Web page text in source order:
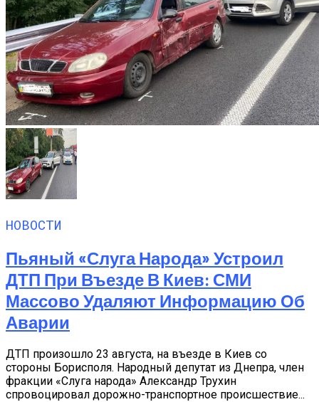
НОВОСТИ
Пьяный «слуга Народа» Устроил
ДТП При Въезде В Киев: СМИ
Массово Удаляют Информацию Об
Аварии
ДТП произошло 23 августа, на въезде в Киев со
стороны Борисполя. Народный депутат из Днепра, член
фракции «Слуга народа» Александр Трухин
спровоцировал дорожно-транспортное происшествие...